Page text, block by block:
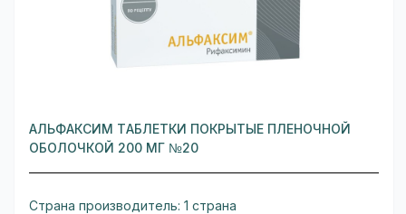
АЛЬФАКСИМ ТАБЛЕТКИ ПОКРЫТЫЕ ПЛЕНОЧНОЙ
ОБОЛОЧКОЙ 200 МГ №20
Страна производитель: 1 страна